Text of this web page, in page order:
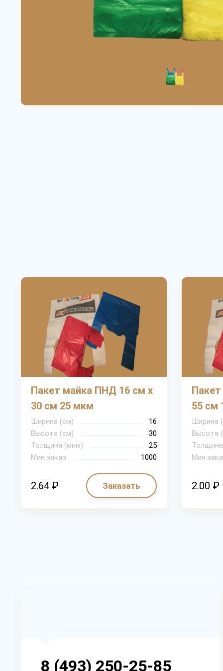
Пакет майка ПНД 16 см х
30 см 25 мкм
Ширина (см)
16
Высота (см)
30
Толщина (мкм)
25
Мин.заказ
1000
2.64 ₽ Заказать
55 см
Ширина
Высота
2.00 ₽
8 (493) 250-25-85